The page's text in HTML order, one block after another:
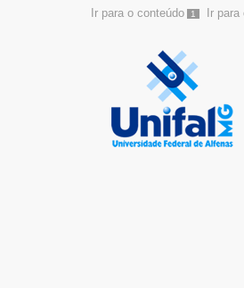
Ir para o conteúdo 1 Ir